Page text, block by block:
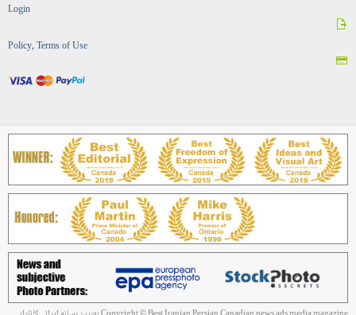
Login
Policy, Terms of Use